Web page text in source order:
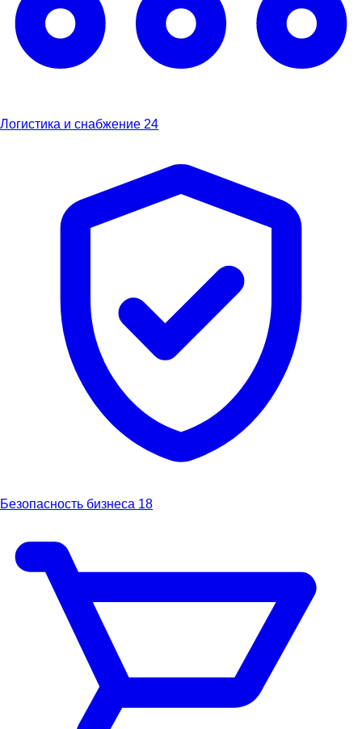
Логистика и снабжение 24
Безопасность бизнеса 18